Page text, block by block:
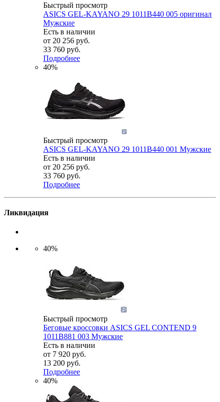
Быстрый просмотр
ASICS GEL-KAYANO 29 1011B440 005 оригинал
Мужские
Есть в наличии
от 20 256 руб.
33 760 руб.
Подробнее
40%
Быстрый просмотр
ASICS GEL-KAYANO 29 1011B440 001 Мужские
Есть в наличии
от 20 256 руб.
33 760 руб.
Подробнее
Ликвидация
40%
Быстрый просмотр
Беговые кроссовки ASICS GEL CONTEND 9
1011B881 003 Мужские
Есть в наличии
от 7 920 руб.
13 200 руб.
Подробнее
40%